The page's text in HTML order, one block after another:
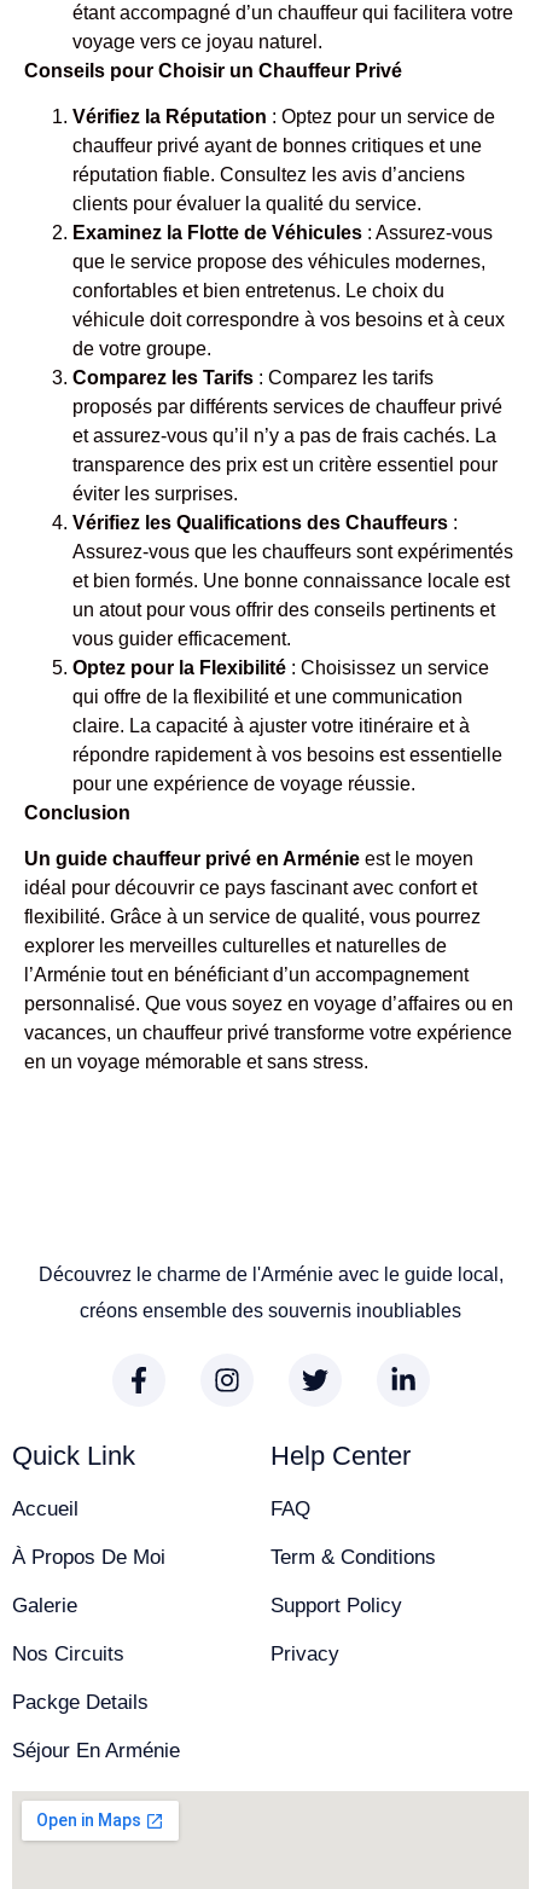
étant accompagné d’un chauffeur qui facilitera votre
voyage vers ce joyau naturel.
Conseils pour Choisir un Chauffeur Privé
Vérifiez la Réputation : Optez pour un service de
chauffeur privé ayant de bonnes critiques et une
réputation fiable. Consultez les avis d’anciens
clients pour évaluer la qualité du service.
Examinez la Flotte de Véhicules : Assurez-vous
que le service propose des véhicules modernes,
confortables et bien entretenus. Le choix du
véhicule doit correspondre à vos besoins et à ceux
de votre groupe.
Comparez les Tarifs : Comparez les tarifs
proposés par différents services de chauffeur privé
et assurez-vous qu’il n’y a pas de frais cachés. La
transparence des prix est un critère essentiel pour
éviter les surprises.
Vérifiez les Qualifications des Chauffeurs :
Assurez-vous que les chauffeurs sont expérimentés
et bien formés. Une bonne connaissance locale est
un atout pour vous offrir des conseils pertinents et
vous guider efficacement.
Optez pour la Flexibilité : Choisissez un service
qui offre de la flexibilité et une communication
claire. La capacité à ajuster votre itinéraire et à
répondre rapidement à vos besoins est essentielle
pour une expérience de voyage réussie.
Conclusion
Un guide chauffeur privé en Arménie est le moyen
idéal pour découvrir ce pays fascinant avec confort et
flexibilité. Grâce à un service de qualité, vous pourrez
explorer les merveilles culturelles et naturelles de
l’Arménie tout en bénéficiant d’un accompagnement
personnalisé. Que vous soyez en voyage d’affaires ou en
vacances, un chauffeur privé transforme votre expérience
en un voyage mémorable et sans stress.
Découvrez le charme de l'Arménie avec le guide local,
créons ensemble des souvernis inoubliables
Quick Link
Accueil
À Propos De Moi
Galerie
Nos Circuits
Packge Details
Séjour En Arménie
Help Center
FAQ
Term & Conditions
Support Policy
Privacy